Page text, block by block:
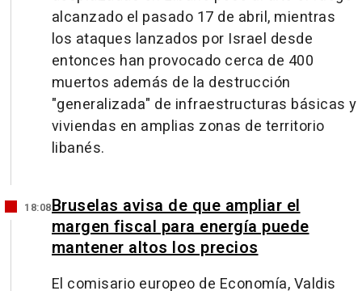
alcanzado el pasado 17 de abril, mientras
los ataques lanzados por Israel desde
entonces han provocado cerca de 400
muertos además de la destrucción
"generalizada" de infraestructuras básicas y
viviendas en amplias zonas de territorio
libanés.
18:08Bruselas avisa de que ampliar el
margen fiscal para energía puede
mantener altos los precios
El comisario europeo de Economía, Valdis